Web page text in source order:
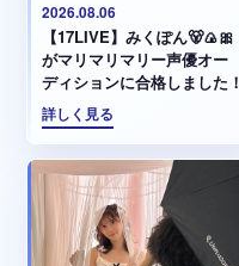
2026.08.06
【17LIVE】みくぽん🐻🍙🎀
がマリマリマリー声優オー
ディションに合格しました！
詳しく見る